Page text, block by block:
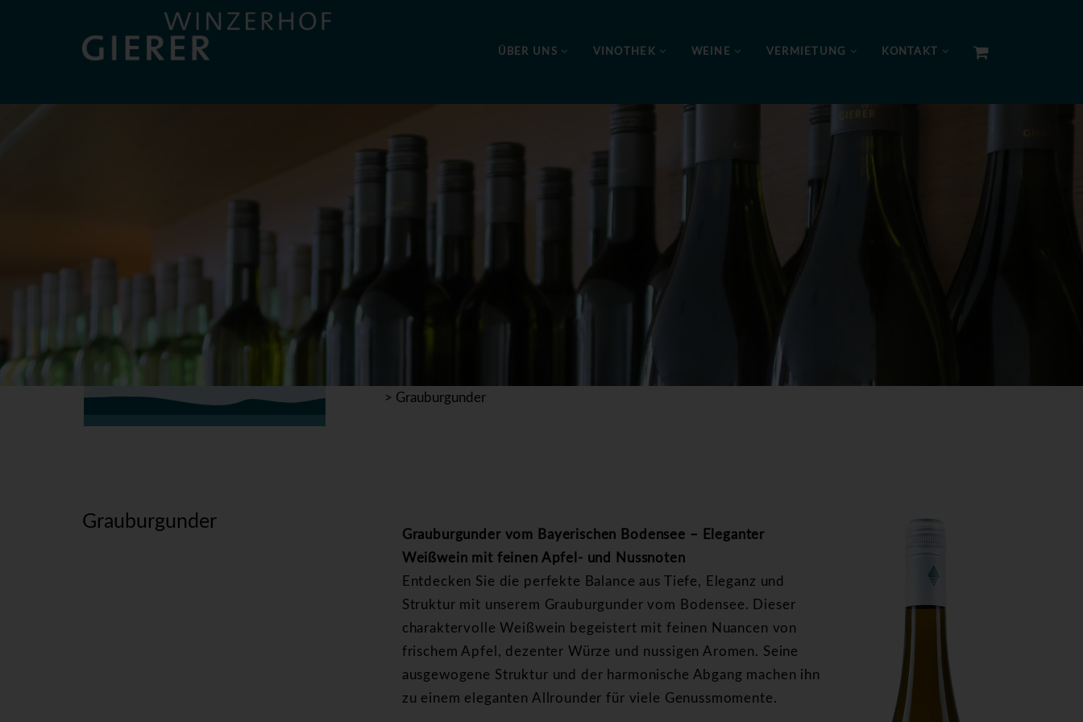
ÜBER UNS VINOTHEK WEINE VERMIETUNG KONTAKT
> Grauburgunder
Grauburgunder
Grauburgunder vom Bayerischen Bodensee – Eleganter
Weißwein mit feinen Apfel- und Nussnoten
Entdecken Sie die perfekte Balance aus Tiefe, Eleganz und
Struktur mit unserem Grauburgunder vom Bodensee. Dieser
charaktervolle Weißwein begeistert mit feinen Nuancen von
frischem Apfel, dezenter Würze und nussigen Aromen. Seine
ausgewogene Struktur und der harmonische Abgang machen ihn
zu einem eleganten Allrounder für viele Genussmomente.